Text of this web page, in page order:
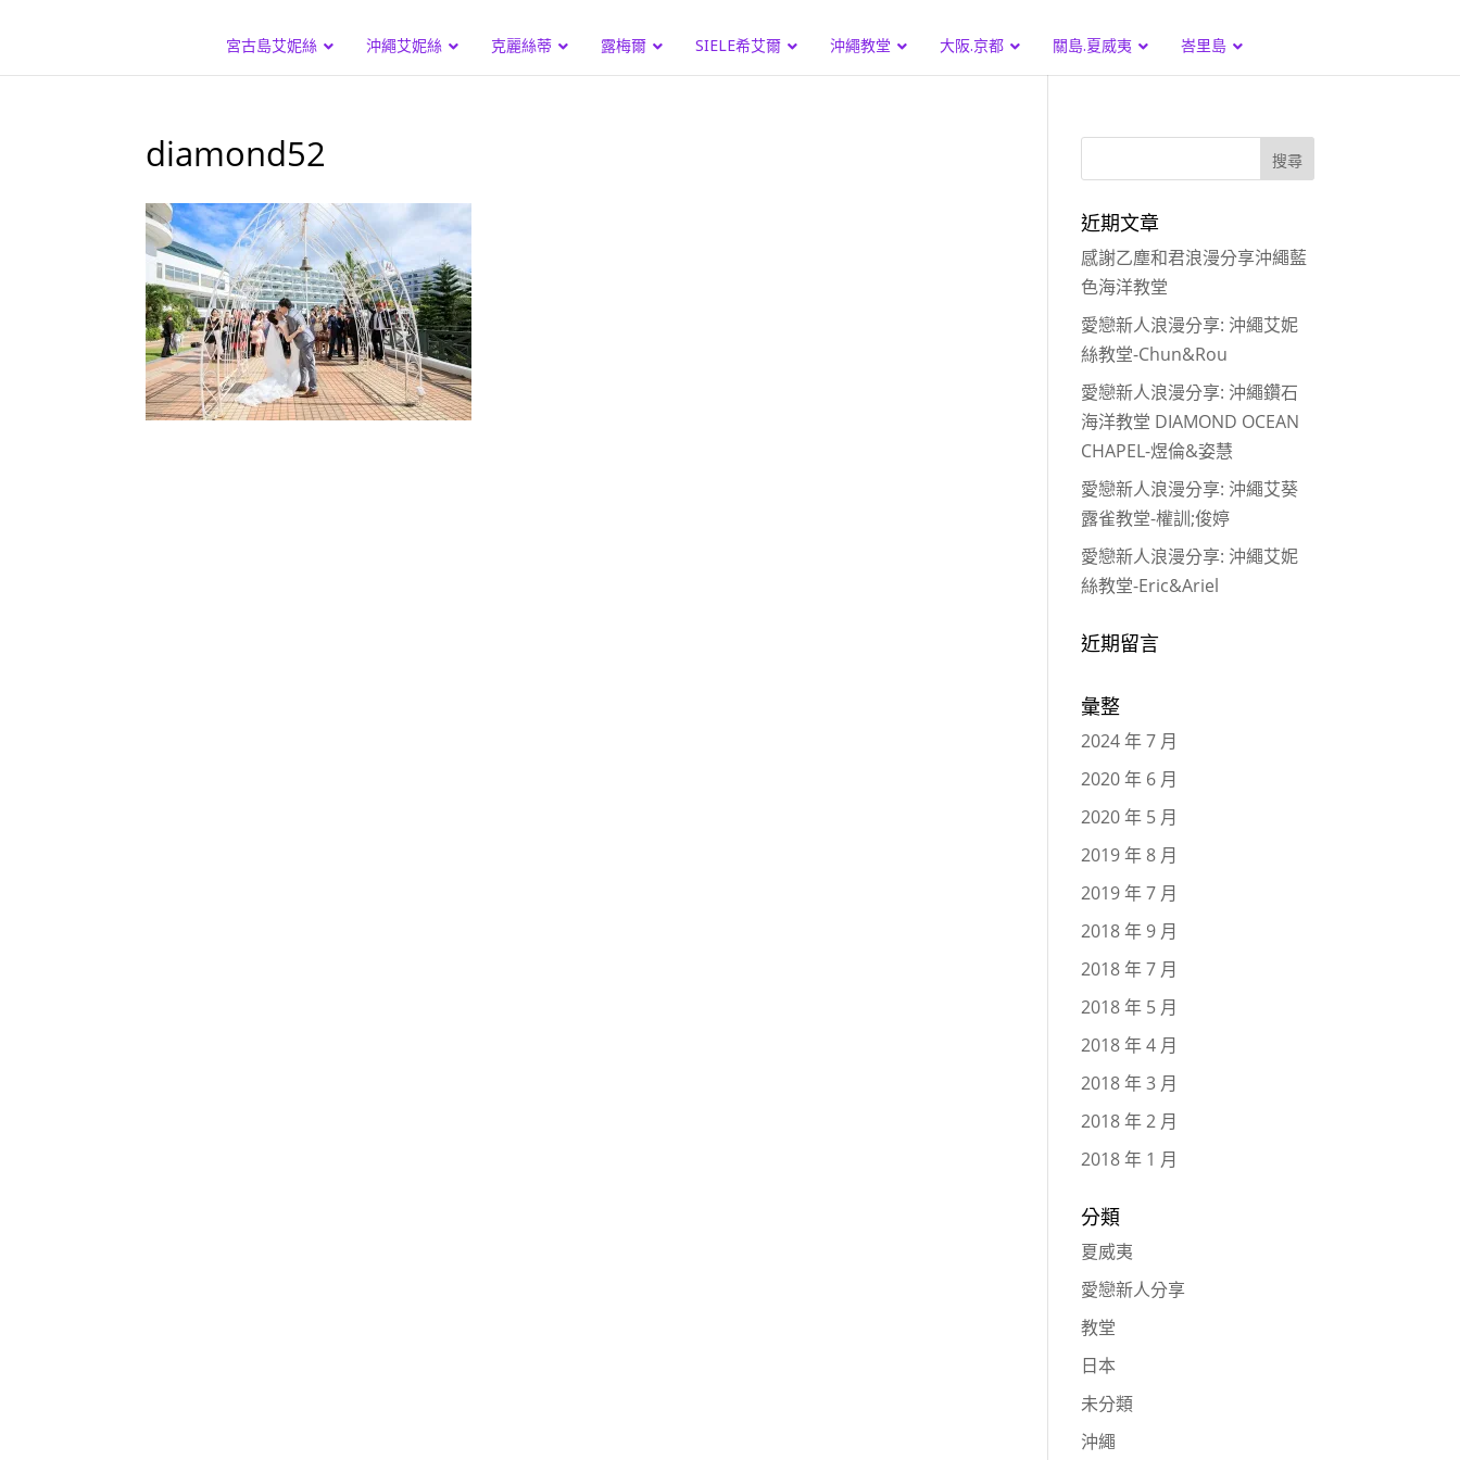
宮古島艾妮絲 沖繩艾妮絲 克麗絲蒂 露梅爾 SIELE希艾爾 沖繩教堂 大阪.京都 關島.夏威夷 峇里島
diamond52
近期文章
感謝乙塵和君浪漫分享沖繩藍
色海洋教堂
愛戀新人浪漫分享: 沖繩艾妮
絲教堂-Chun&Rou
愛戀新人浪漫分享: 沖繩鑽石
海洋教堂 DIAMOND OCEAN
CHAPEL-煜倫&姿慧
愛戀新人浪漫分享: 沖繩艾葵
露雀教堂-權訓;俊婷
愛戀新人浪漫分享: 沖繩艾妮
絲教堂-Eric&Ariel
近期留言
彙整
2024 年 7 月
2020 年 6 月
2020 年 5 月
2019 年 8 月
2019 年 7 月
2018 年 9 月
2018 年 7 月
2018 年 5 月
2018 年 4 月
2018 年 3 月
2018 年 2 月
2018 年 1 月
分類
夏威夷
愛戀新人分享
教堂
日本
未分類
沖繩